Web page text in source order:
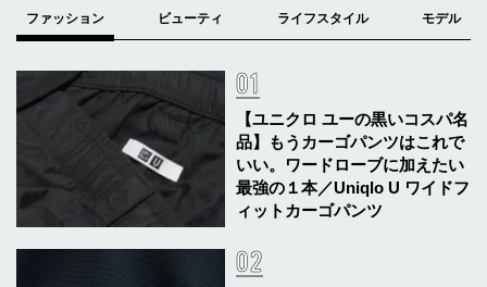
【ユニクロ ユーの黒いコスパ名
品】もうカーゴパンツはこれで
いい。ワードローブに加えたい
最強の１本／Uniqlo U ワイドフ
ィットカーゴパンツ